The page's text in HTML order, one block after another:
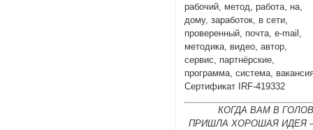
рабочий, метод, работа, на,
дому, заработок, в сети,
проверенный, почта, e-mail,
методика, видео, автор,
сервис, партнёрские,
программа, система,
Сертификат IRF-419332
КОГДА ВАМ В
ПРИШЛА ХОРОШАЯ ИДЕЯ